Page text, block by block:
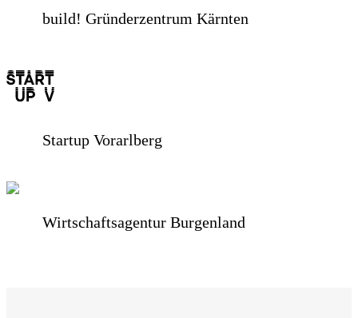
build! Gründerzentrum Kärnten
Startup Vorarlberg
Wirtschaftsagentur Burgenland